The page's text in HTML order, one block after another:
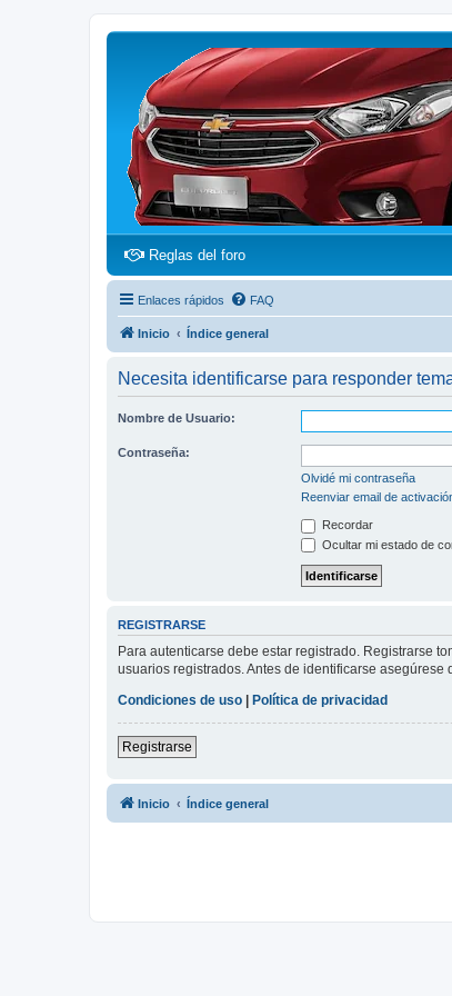
Reglas del foro(Opens a new tab)
Enlaces rápidos FAQ
Inicio Índice general
Necesita identificarse para responder
Nombre de Usuario:
Contraseña:
Olvidé mi contraseña
Reenviar email de
Recordar
Ocultar mi estado de
REGISTRARSE
Para autenticarse debe estar registrado. Registrarse
usuarios registrados. Antes de identificarse
Condiciones de uso | Política de privacidad
Registrarse
Inicio Índice general